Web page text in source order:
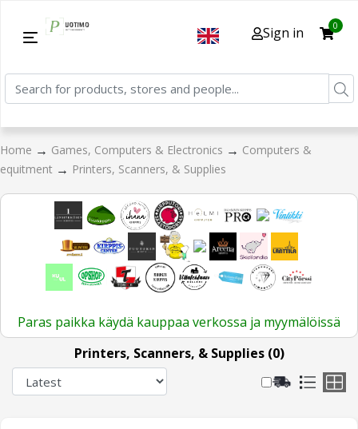
Sign in 0
Home → Games, Computers & Electronics → Computers &
equitment → Printers, Scanners, & Supplies
Paras paikka käydä kauppaa verkossa ja myymälöissä
Printers, Scanners, & Supplies (0)